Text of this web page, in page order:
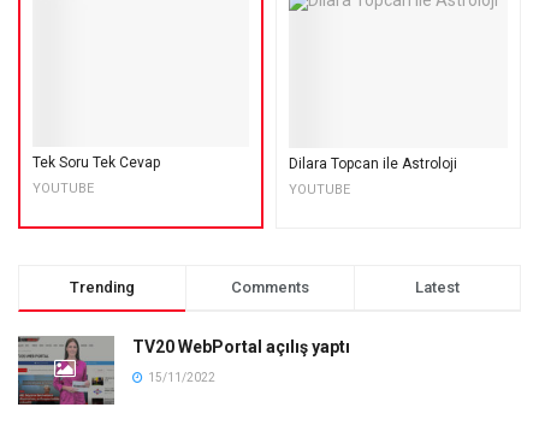
Tek Soru Tek Cevap
YOUTUBE
Dilara Topcan ile Astroloji
YOUTUBE
Trending Comments Latest
TV20 WebPortal açılış yaptı
15/11/2022